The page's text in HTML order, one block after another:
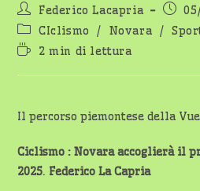
Autore
dell'articolo:
Federico Lacapria
Categoria
dell'articolo:
CIclismo / Novara /
Tempo
lettura:
2 min di lettura
Il percorso piemontese della
Ciclismo : Novara accoglierà il
2025. Federico La Capria